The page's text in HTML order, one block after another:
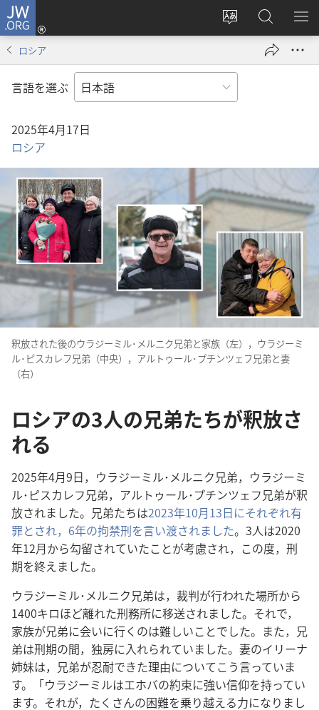
JW.ORG
サ
ト
の
言
え
る
ロ
グ
ン
し
で
開
く）
JW.ORG
の
検
メ
を
ロシア
言語を選ぶ
2025年4月17日
ロシア
釈放された後のウラジーミル･メルニク兄弟と家族（左），ウラジーミ
ル･ピスカレフ兄弟（中央），アルトゥール･プチンツェフ兄弟と妻
（右）
ロシアの3人の兄弟たちが釈放さ
れる
2025年4月9日，ウラジーミル･メルニク兄弟，ウラジーミ
ル･ピスカレフ兄弟，アルトゥール･プチンツェフ兄弟が釈
放されました。兄弟たちは2023年10月13日にそれぞれ有
罪とされ，6年の拘禁刑を言い渡されました。3人は2020
年12月から勾留されていたことが考慮され，この度，刑
期を終えました。
ウラジーミル･メルニク兄弟は，裁判が行われた場所から
1400キロほど離れた刑務所に移送されました。それで，
家族が兄弟に会いに行くのは難しいことでした。また，兄
弟は刑期の間，独房に入れられていました。妻のイリーナ
姉妹は，兄弟が忍耐できた理由についてこう言っていま
す。「ウラジーミルはエホバの約束に強い信仰を持ってい
ます。それが，たくさんの困難を乗り越える力になりまし